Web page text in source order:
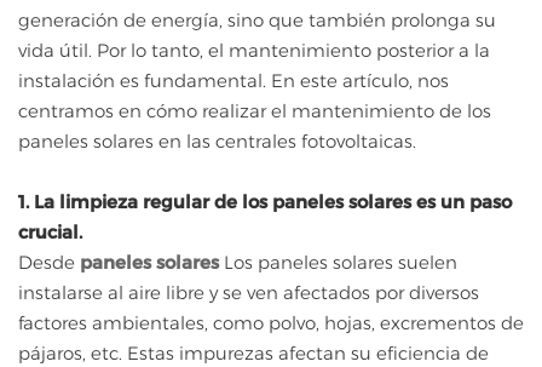
generación de energía, sino que también prolonga su
vida útil. Por lo tanto, el mantenimiento posterior a la
instalación es fundamental. En este artículo, nos
centramos en cómo realizar el mantenimiento de los
paneles solares en las centrales fotovoltaicas.
1. La limpieza regular de los paneles solares es un paso
crucial.
Desde paneles solaresLos paneles solares suelen
instalarse al aire libre y se ven afectados por diversos
factores ambientales, como polvo, hojas, excrementos de
pájaros, etc. Estas impurezas afectan su eficiencia de